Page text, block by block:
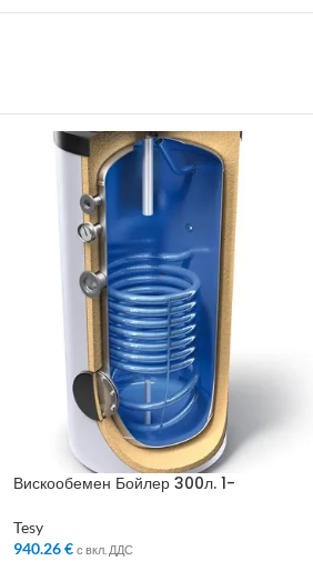
Вискообемен Бойлер 300л. 1-
Tesy
940.26€ с вкл. ДДС